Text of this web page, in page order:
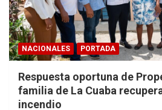
NACIONALES PORTADA
Respuesta oportuna de
familia de La Cuaba
incendio